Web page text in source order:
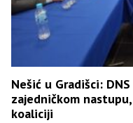
Nešić u Gradišci:
zajedničkom
koaliciji